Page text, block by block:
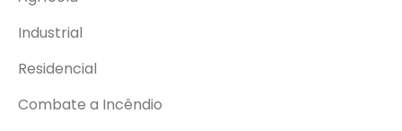
Industrial
Residencial
Combate a Incêndio